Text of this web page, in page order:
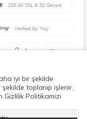
iyi bir şekilde
toplanıp işlenir.
Politikamızı